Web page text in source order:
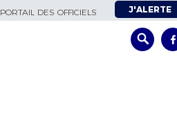
PORTAIL DES OFFICIELS J'ALERTE